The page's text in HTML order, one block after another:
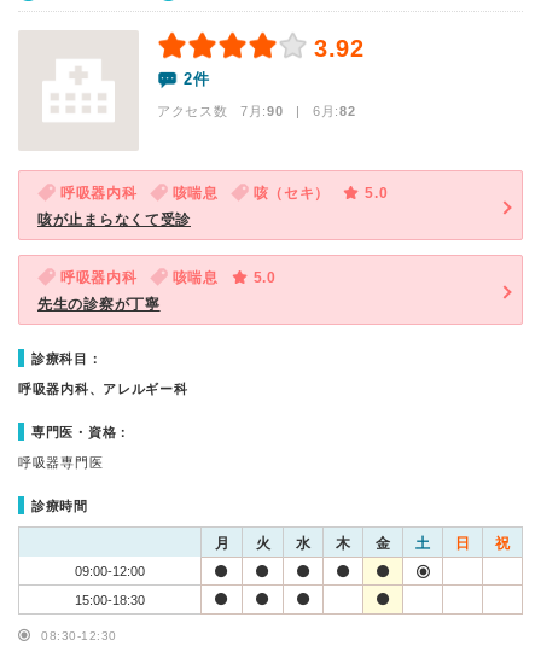
3.92
2件
アクセス数 7月:90 | 6月:82
呼吸器内科 咳喘息 咳（セキ）
5.0
咳が止まらなくて受診
呼吸器内科 咳喘息
5.0
先生の診察が丁寧
診療科目：
呼吸器内科、アレルギー科
専門医・資格：
呼吸器専門医
診療時間
月 火 水 木 金 土 日 祝
09:00-12:00
15:00-18:30
08:30-12:30